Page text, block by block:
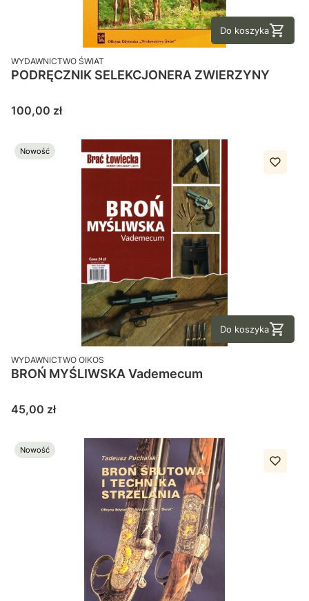
Do koszyka
PRODUCENT
WYDAWNICTWO ŚWIAT
PODRĘCZNIK SELEKCJONERA ZWIERZYNY
Cena
100,00 zł
Nowość
Do koszyka
PRODUCENT
WYDAWNICTWO OIKOS
BROŃ MYŚLIWSKA Vademecum
Cena
45,00 zł
Nowość